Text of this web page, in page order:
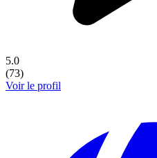
5.0
(73)
Voir le profil